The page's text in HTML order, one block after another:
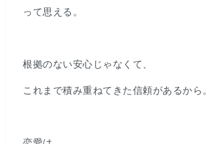
って思える。
根拠のない安心じゃなくて、
これまで積み重ねてきた信頼があるから。